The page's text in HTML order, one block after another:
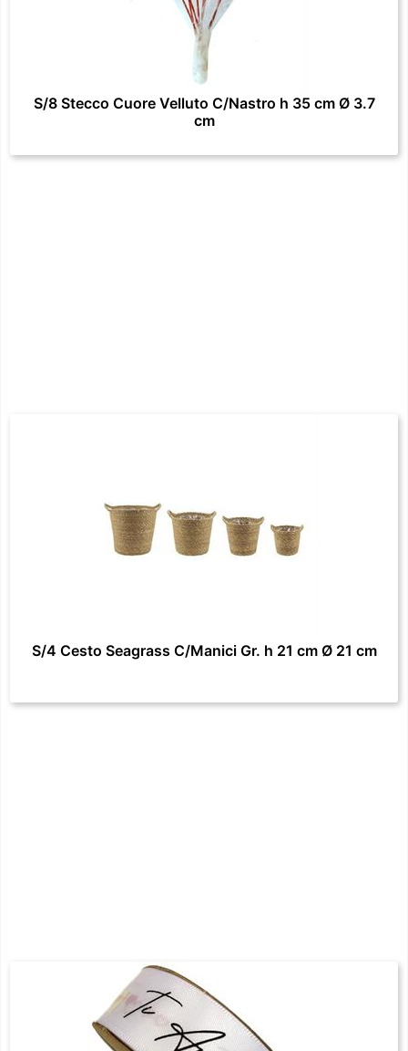
S/8 Stecco Cuore Velluto C/Nastro h 35 cm Ø 3.7
cm
S/4 Cesto Seagrass C/Manici Gr. h 21 cm Ø 21 cm